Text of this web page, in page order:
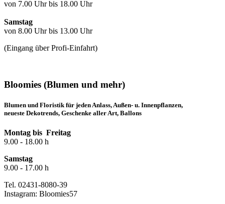
von 7.00 Uhr bis 18.00 Uhr
Samstag
von 8.00 Uhr bis 13.00 Uhr
(Eingang über Profi-Einfahrt)
Bloomies (Blumen und mehr)
Blumen und Floristik für jeden Anlass, Außen- u. Innenpflanzen,
neueste Dekotrends, Geschenke aller Art, Ballons
Montag bis Freitag
9.00 - 18.00 h
Samstag
9.00 - 17.00 h
Tel. 02431-8080-39
Instagram: Bloomies57